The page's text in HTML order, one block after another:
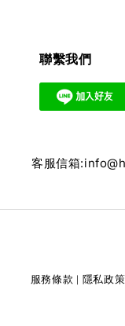
聯繫我們
客服信箱
服務條款 隱私政策